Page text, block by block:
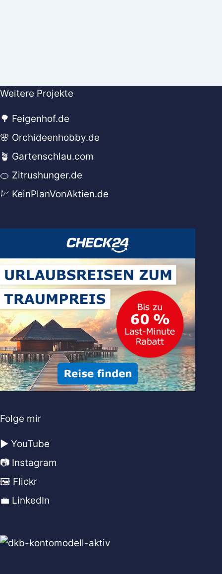
Weitere Projekte
🌳 Feigenhof.de
🌸 Orchideenhobby.de
🪴 Gartenschlau.com
🍊 Zitrushunger.de
💹 KeinPlanVonAktien.de
Folge mir
▶️ YouTube
📷 Instagram
🖼️ Flickr
💼 LinkedIn